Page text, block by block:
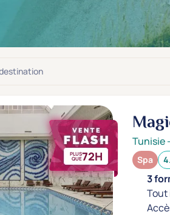
jusqu'à -59%
PLUS
QUE72H
Tunisie-
Spa
3